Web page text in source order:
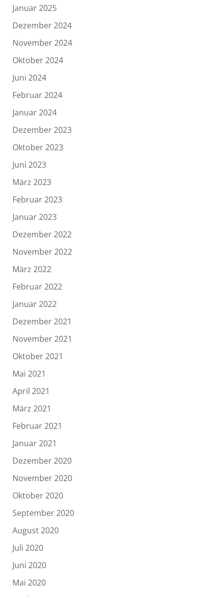
Januar 2025
Dezember 2024
November 2024
Oktober 2024
Juni 2024
Februar 2024
Januar 2024
Dezember 2023
Oktober 2023
Juni 2023
März 2023
Februar 2023
Januar 2023
Dezember 2022
November 2022
März 2022
Februar 2022
Januar 2022
Dezember 2021
November 2021
Oktober 2021
Mai 2021
April 2021
März 2021
Februar 2021
Januar 2021
Dezember 2020
November 2020
Oktober 2020
September 2020
August 2020
Juli 2020
Juni 2020
Mai 2020